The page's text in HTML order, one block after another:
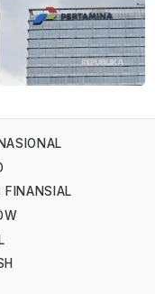
FINANSIAL